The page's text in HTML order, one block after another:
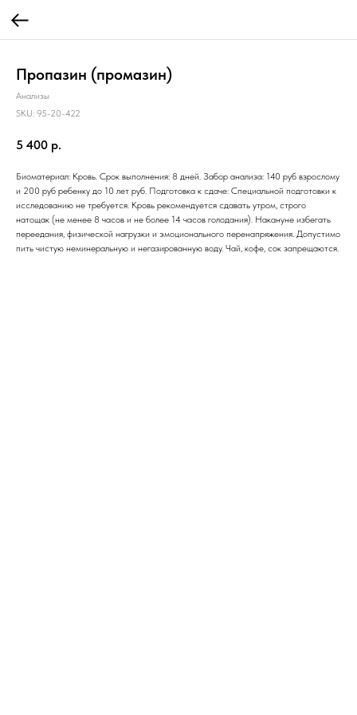
Пропазин (промазин)
Анализы
SKU: 95-20-422
5 400 р.
Биоматериал: Кровь. Срок выполнения: 8 дней. Забор анализа: 140 руб взрослому
и 200 руб ребенку до 10 лет руб. Подготовка к сдаче: Специальной подготовки к
исследованию не требуется. Кровь рекомендуется сдавать утром, строго
натощак (не менее 8 часов и не более 14 часов голодания). Накануне избегать
переедания, физической нагрузки и эмоционального перенапряжения. Допустимо
пить чистую неминеральную и негазированную воду. Чай, кофе, сок запрещаются.